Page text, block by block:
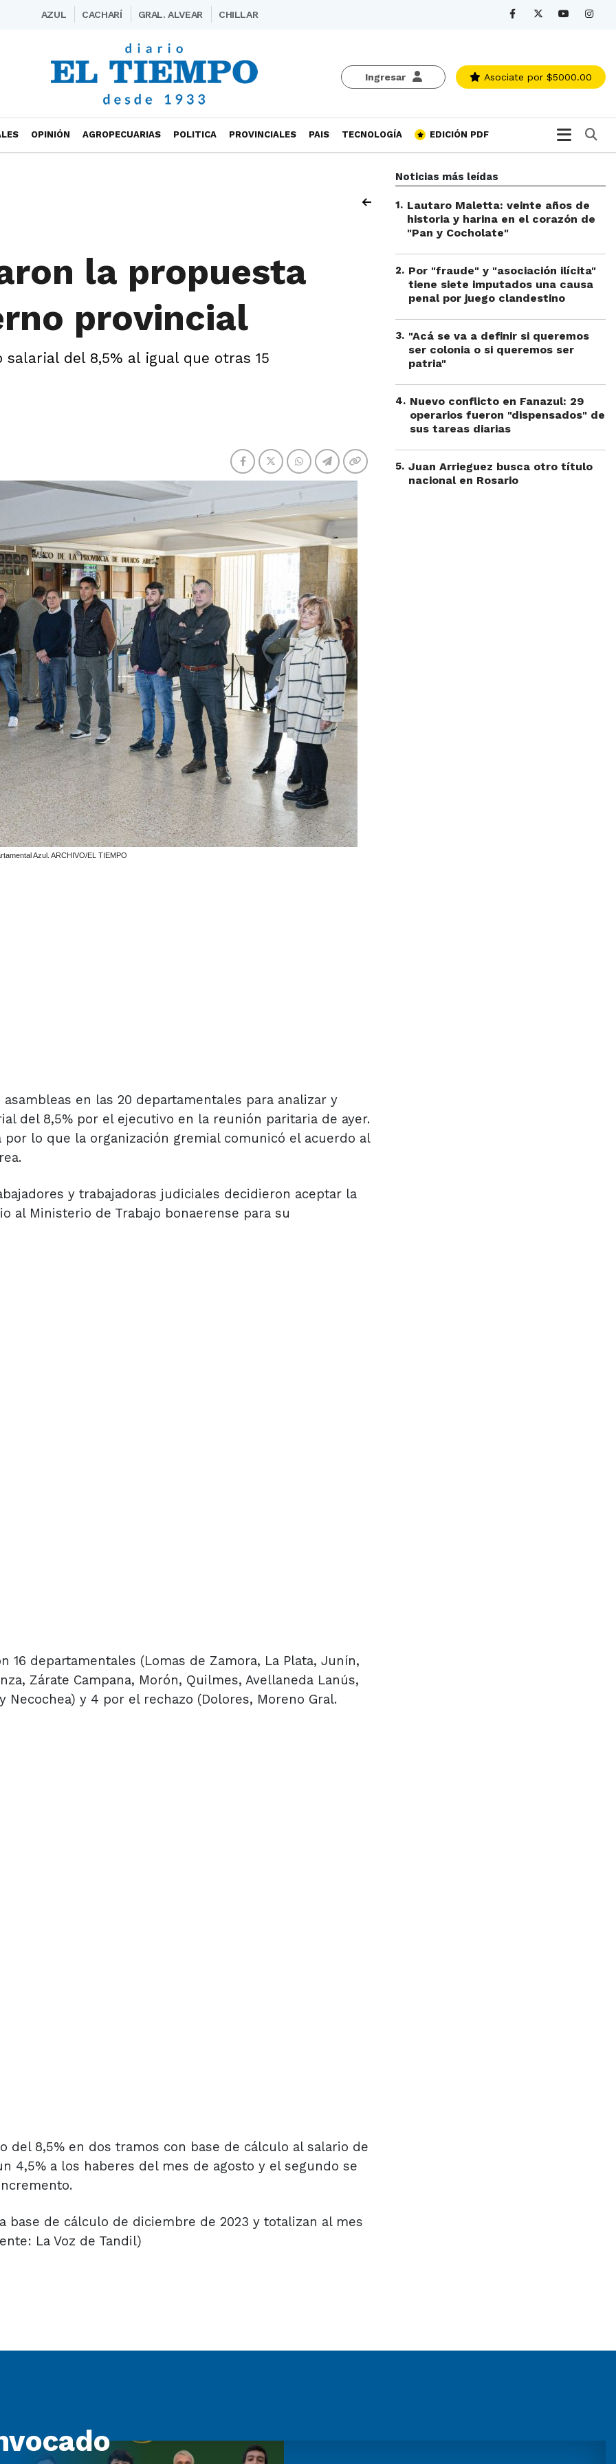
AZUL CACHARÍ GRAL. ALVEAR CHILLAR
Ingresar Asociate por $5000.00
OPINIÓN AGROPECUARIAS POLITICA PROVINCIALES PAIS TECNOLOGÍA EDICIÓN PDF
la propuesta
provincial
del 8,5% al igual que otras 15
Azul. ARCHIVO/EL TIEMPO
en las 20 departamentales para analizar y
del 8,5% por el ejecutivo en la reunión paritaria de ayer.
por lo que la organización gremial comunicó el acuerdo al
y trabajadoras judiciales decidieron aceptar la
al Ministerio de Trabajo bonaerense para su
16 departamentales (Lomas de Zamora, La Plata, Junín,
Zárate Campana, Morón, Quilmes, Avellaneda Lanús,
y 4 por el rechazo (Dolores, Moreno Gral.
del 8,5% en dos tramos con base de cálculo al salario de
4,5% a los haberes del mes de agosto y el segundo se
base de cálculo de diciembre de 2023 y totalizan al mes
La Voz de Tandil)
Noticias más leídas
1. Lautaro Maletta: veinte años de
historia y harina en el corazón de
"Pan y Cocholate"
2. Por "fraude" y "asociación ilícita"
tiene siete imputados una causa
penal por juego clandestino
3. "Acá se va a definir si queremos
ser colonia o si queremos ser
patria"
4. Nuevo conflicto en Fanazul: 29
operarios fueron "dispensados" de
sus tareas diarias
5. Juan Arrieguez busca otro título
nacional en Rosario